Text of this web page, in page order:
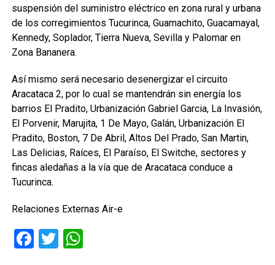
suspensión del suministro eléctrico en zona rural y urbana
de los corregimientos Tucurinca, Guamachito, Guacamayal,
Kennedy, Soplador, Tierra Nueva, Sevilla y Palomar en
Zona Bananera.
Así mismo será necesario desenergizar el circuito
Aracataca 2, por lo cual se mantendrán sin energía los
barrios El Pradito, Urbanización Gabriel Garcia, La Invasión,
El Porvenir, Marujita, 1 De Mayo, Galán, Urbanización El
Pradito, Boston, 7 De Abril, Altos Del Prado, San Martin,
Las Delicias, Raíces, El Paraíso, El Switche, sectores y
fincas aledañas a la vía que de Aracataca conduce a
Tucurinca.
Relaciones Externas Air-e
Facebook
TwitterWhatsApp